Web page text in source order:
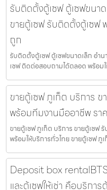
รับติดตั้งตู้เซฟ ตู้เซฟขนา
ขายตู้เซฟ รับติดตั้งตู้เซฟ
ถูก
รับติดตั้งตู้เซฟ ตู้เซฟขนาดเล็ก อำ
เซฟ ติดต่อสอบถามได้ตลอด พร้อม
ขายตู้เซฟ ภูเก็ต บริการ
พร้อมทีมงานมืออาชีพ รา
ขายตู้เซฟ ภูเก็ต บริการ ขายตู้เซ
พร้อมให้บริการทั่วไทย ขายตู้เซฟ ภู
Deposit box
และตู้เซฟให้เช่า คือบริกา